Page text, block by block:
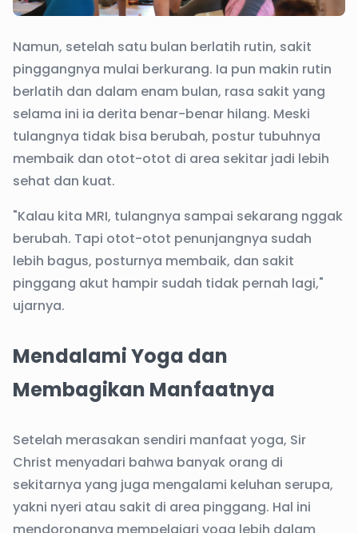
Namun, setelah satu bulan berlatih rutin, sakit
pinggangnya mulai berkurang. Ia pun makin rutin
berlatih dan dalam enam bulan, rasa sakit yang
selama ini ia derita benar-benar hilang. Meski
tulangnya tidak bisa berubah, postur tubuhnya
membaik dan otot-otot di area sekitar jadi lebih
sehat dan kuat.
"Kalau kita MRI, tulangnya sampai sekarang nggak
berubah. Tapi otot-otot penunjangnya sudah
lebih bagus, posturnya membaik, dan sakit
pinggang akut hampir sudah tidak pernah lagi,"
ujarnya.
Mendalami Yoga dan
Membagikan Manfaatnya
Setelah merasakan sendiri manfaat yoga, Sir
Christ menyadari bahwa banyak orang di
sekitarnya yang juga mengalami keluhan serupa,
yakni nyeri atau sakit di area pinggang. Hal ini